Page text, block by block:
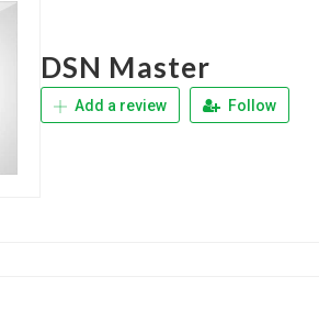
DSN Master
Add a review Follow